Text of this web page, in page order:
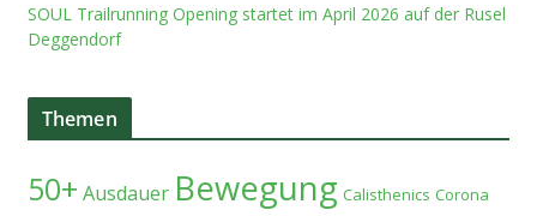
SOUL Trailrunning Opening startet im April 2026 auf der Rusel
Deggendorf
Themen
50+ Ausdauer Bewegung Calisthenics Corona